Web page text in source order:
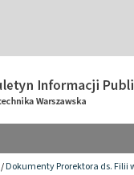
/Dokumenty Prorektora ds. Filii